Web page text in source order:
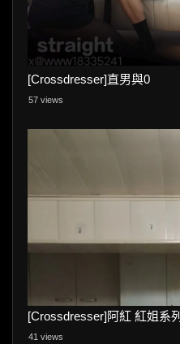
[Crossdresser]直男與0
57 views
[Crossdresser]阿紅 紅姐系列
41 views